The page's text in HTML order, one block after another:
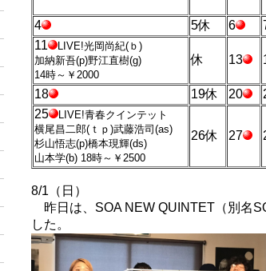
4
5休 6
11
LIVE!光岡尚紀(ｂ)
加納新吾(p)野江直樹(g)
14時～￥2000
休 13
18 19休 20
25
LIVE!青春クインテット
横尾昌二郎(ｔｐ)武藤浩司(as)
杉山悟志(p)橋本現輝(ds)
山本学(b) 18時～￥2500
26休 27
8/1（日）
昨日は、SOA NEW QUINTET（別名
した。